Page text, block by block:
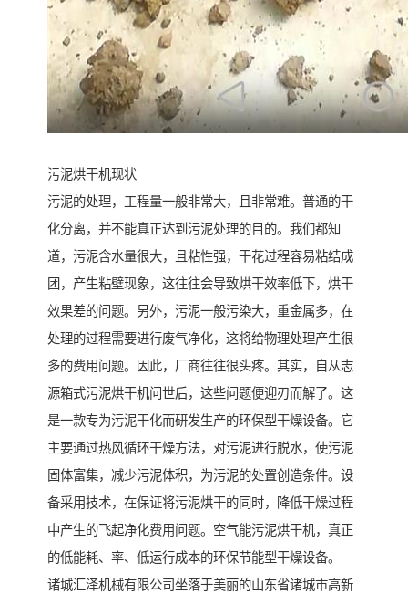
污泥烘干机现状
污泥的处理，工程量一般非常大，且非常难。普通的干
化分离，并不能真正达到污泥处理的目的。我们都知
道，污泥含水量很大，且粘性强，干花过程容易粘结成
团，产生粘壁现象，这往往会导致烘干效率低下，烘干
效果差的问题。另外，污泥一般污染大，重金属多，在
处理的过程需要进行废气净化，这将给物理处理产生很
多的费用问题。因此，厂商往往很头疼。其实，自从志
源箱式污泥烘干机问世后，这些问题便迎刃而解了。这
是一款专为污泥干化而研发生产的环保型干燥设备。它
主要通过热风循环干燥方法，对污泥进行脱水，使污泥
固体富集，减少污泥体积，为污泥的处置创造条件。设
备采用技术，在保证将污泥烘干的同时，降低干燥过程
中产生的飞起净化费用问题。空气能污泥烘干机，真正
的低能耗、率、低运行成本的环保节能型干燥设备。
诸城汇泽机械有限公司坐落于美丽的山东省诸城市高新